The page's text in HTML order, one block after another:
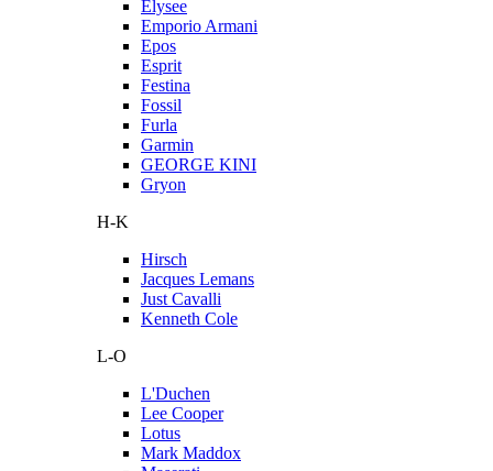
Elysee
Emporio Armani
Epos
Esprit
Festina
Fossil
Furla
Garmin
GEORGE KINI
Gryon
H-K
Hirsch
Jacques Lemans
Just Cavalli
Kenneth Cole
L-O
L'Duchen
Lee Cooper
Lotus
Mark Maddox